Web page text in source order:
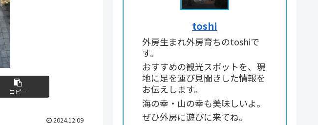
コピー
2024.12.09
toshi
外房生まれ外房育ちのtoshiで
す。
おすすめの観光スポットを、現
地に足を運び見聞きした情報を
お伝えします。
海の幸・山の幸も美味しいよ。
ぜひ外房に遊びに来てね。